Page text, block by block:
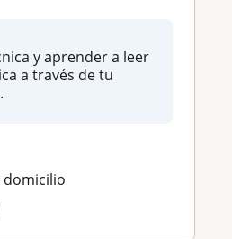
y aprender a leer
a través de tu
domicilio